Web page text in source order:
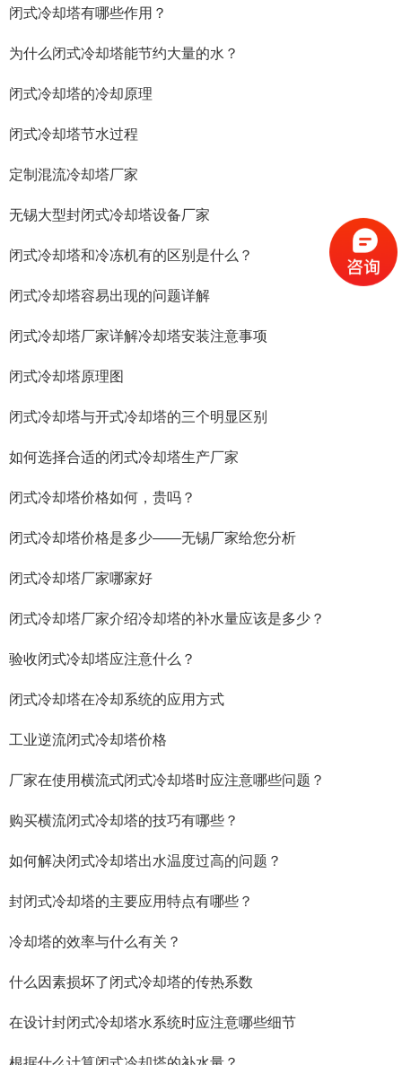
闭式冷却塔有哪些作用？
为什么闭式冷却塔能节约大量的水？
闭式冷却塔的冷却原理
闭式冷却塔节水过程
定制混流冷却塔厂家
无锡大型封闭式冷却塔设备厂家
闭式冷却塔和冷冻机有的区别是什么？
闭式冷却塔容易出现的问题详解
闭式冷却塔厂家详解冷却塔安装注意事项
闭式冷却塔原理图
闭式冷却塔与开式冷却塔的三个明显区别
如何选择合适的闭式冷却塔生产厂家
闭式冷却塔价格如何，贵吗？
闭式冷却塔价格是多少——无锡厂家给您分析
闭式冷却塔厂家哪家好
闭式冷却塔厂家介绍冷却塔的补水量应该是多少？
验收闭式冷却塔应注意什么？
闭式冷却塔在冷却系统的应用方式
工业逆流闭式冷却塔价格
厂家在使用横流式闭式冷却塔时应注意哪些问题？
购买横流闭式冷却塔的技巧有哪些？
如何解决闭式冷却塔出水温度过高的问题？
封闭式冷却塔的主要应用特点有哪些？
冷却塔的效率与什么有关？
什么因素损坏了闭式冷却塔的传热系数
在设计封闭式冷却塔水系统时应注意哪些细节